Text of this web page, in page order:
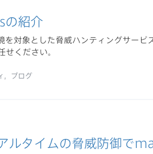
紹介
対象とした脅威ハンティングサービ
ください。
ブログ
ルタイムの脅威防御で